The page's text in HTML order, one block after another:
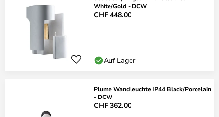
White/Gold - DCW
CHF 448.00
Auf Lager
Plume Wandleuchte IP44 Black/Porcelain
- DCW
CHF 362.00